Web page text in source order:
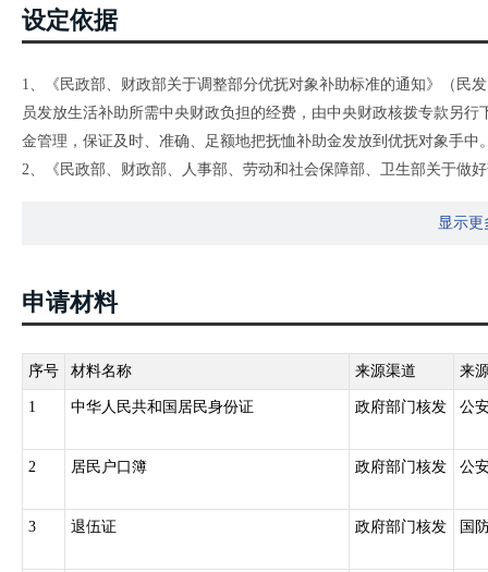
设定依据
1、《民政部、财政部关于调整部分优抚对象补助标准的通知》（民
员发放生活补助所需中央财政负担的经费，由中央财政核拨专款另
金管理，保证及时、准确、足额地把抚恤补助金发放到优抚对象手中
2、《民政部、财政部、人事部、劳动和社会保障部、卫生部关于做
队人员，每人每月100元。三、对其他参加核试验的军队退役人员，
显示更
申请材料
序号 材料名称 来源渠道 来
1 中华人民共和国居民身份证 政府部门核发 公
2 居民户口簿 政府部门核发 公
3 退伍证 政府部门核发 国